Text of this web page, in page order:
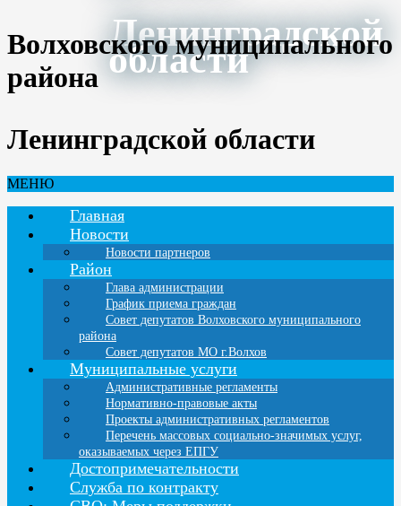
Ленинградской
области
Волховского муниципального
района
Ленинградской области
МЕНЮ
Главная
Новости
Новости партнеров
Район
Глава администрации
График приема граждан
Совет депутатов Волховского муниципального
района
Совет депутатов МО г.Волхов
Муниципальные услуги
Административные регламенты
Нормативно-правовые акты
Проекты административных регламентов
Перечень массовых социально-значимых услуг,
оказываемых через ЕПГУ
Достопримечательности
Служба по контракту